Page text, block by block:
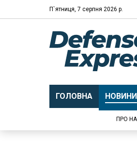
П`ятниця, 7 серпня 2026 р.
ГОЛОВНА НОВИНИ
ПРО